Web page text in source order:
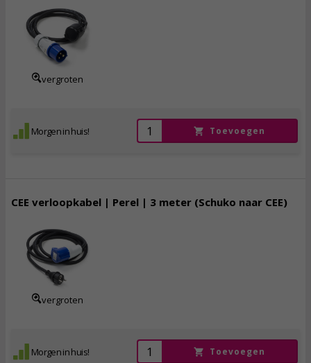
vergroten
Morgen in huis! Toevoegen
CEE verloopkabel | Perel | 3 meter (Schuko naar CEE)
vergroten
Morgen in huis! Toevoegen